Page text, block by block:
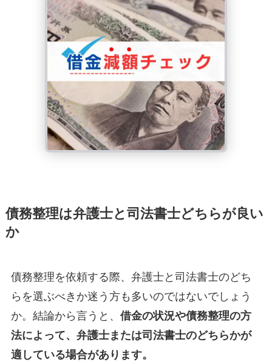
債務整理は弁護士と司法書士どちらが良い
か
債務整理を依頼する際、弁護士と司法書士のどち
らを選ぶべきか迷う方も多いのではないでしょう
か。結論から言うと、 借金の状況や債務整理の方
法によって、弁護士または司法書士のどちらかが
適している場合があります。